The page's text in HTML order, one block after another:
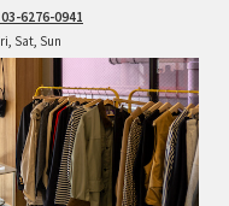
03-6276-0941
Sat, Sun